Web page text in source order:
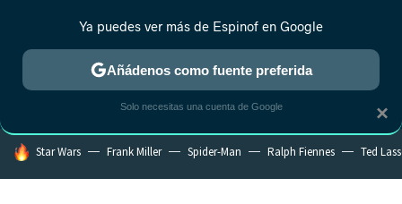
ESTRENOS REALITY ANIME RANKINGS CINE
HOY SE HABLA DE
Star Wars Frank Miller Spider-Man Ralph Fiennes Ted
×
Ya puedes ver más de Espinof en Google
Añádenos como fuente preferida
Solo necesitas una cuenta de Google